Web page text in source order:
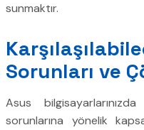
sunmaktır.
Sorunları ve
Asus
sorunlarına yönelik